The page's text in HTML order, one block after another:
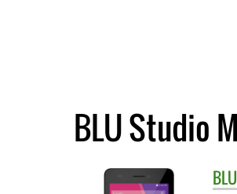
BLU Studio
BLU